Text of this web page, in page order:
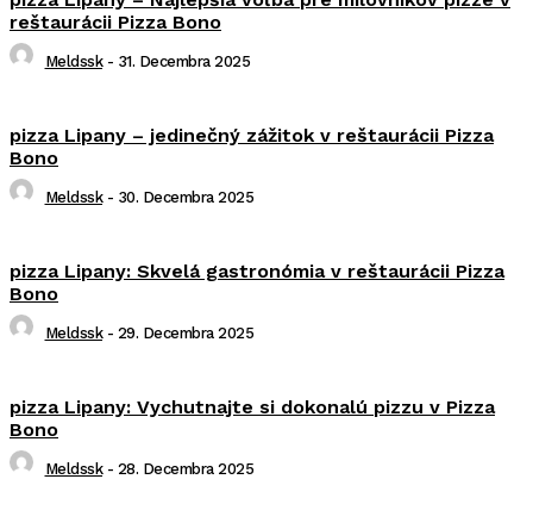
reštaurácii Pizza Bono
Meldssk - 31. Decembra 2025
pizza Lipany – jedinečný zážitok v reštaurácii Pizza
Bono
Meldssk - 30. Decembra 2025
pizza Lipany: Skvelá gastronómia v reštaurácii Pizza
Bono
Meldssk - 29. Decembra 2025
pizza Lipany: Vychutnajte si dokonalú pizzu v Pizza
Bono
Meldssk - 28. Decembra 2025